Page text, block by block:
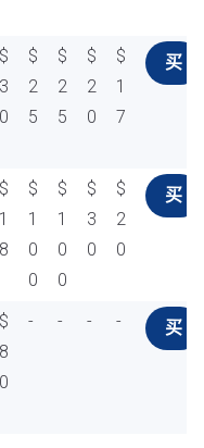
$
3
0
$
2
5
$
2
5
$
2
0
$
1
7
买
$
1
8
$
1
0
0
$
1
0
0
$
3
0
$
2
0
买
$
8
0
- - - - 买